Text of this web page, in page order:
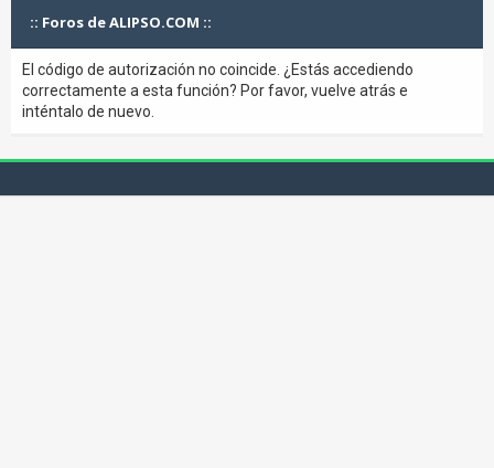
:: Foros de ALIPSO.COM ::
El código de autorización no coincide. ¿Estás accediendo
correctamente a esta función? Por favor, vuelve atrás e
inténtalo de nuevo.